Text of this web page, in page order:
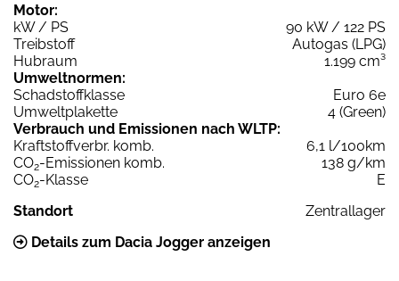
Motor:
kW / PS
90 kW / 122 PS
Treibstoff
Autogas (LPG)
Hubraum
1.199 cm³
Umweltnormen:
Schadstoffklasse
Euro 6e
Umweltplakette
4 (Green)
Verbrauch und Emissionen nach WLTP:
Kraftstoffverbr. komb.
6,1 l/100km
CO2-Emissionen komb.
138 g/km
CO2-Klasse
E
Standort
Zentrallager
Details zum Dacia Jogger anzeigen